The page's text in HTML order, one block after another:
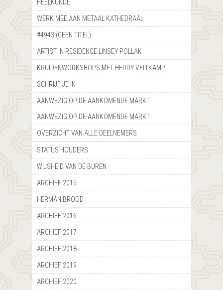
HEELKUNDE
WERK MEE AAN METAAL KATHEDRAAL
#4943 (GEEN TITEL)
ARTIST IN RESIDENCE LINSEY POLLAK
KRUIDENWORKSHOPS MET HEDDY VELTKAMP
SCHRIJF JE IN
AANWEZIG OP DE AANKOMENDE MARKT
AANWEZIG OP DE AANKOMENDE MARKT
OVERZICHT VAN ALLE DEELNEMERS
STATUS HOUDERS
WIJSHEID VAN DE BUREN
ARCHIEF 2015
HERMAN BROOD
ARCHIEF 2016
ARCHIEF 2017
ARCHIEF 2018
ARCHIEF 2019
ARCHIEF 2020